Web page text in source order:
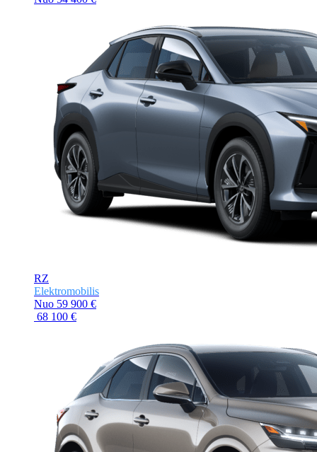
RZ
Elektromobilis
Nuo 59 900 €
68 100 €